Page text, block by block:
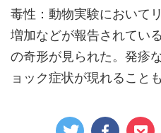
毒性：動物実験において
増加などが報告されてい
の奇形が見られた。発疹
ョック症状が現れることも